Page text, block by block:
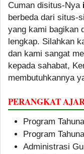
Cuman disitus-Nya
berbeda dari situs-
yang kami bagikan
lengkap. Silahkan
dan kami sangat
kepada sahabat,
membutuhkannya
PERANGKAT
Program
Program
Administrasi